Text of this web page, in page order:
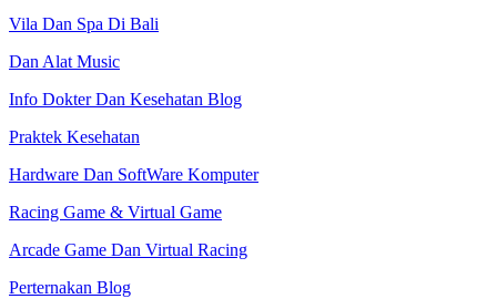
Vila Dan Spa Di Bali
Dan Alat Music
Info Dokter Dan Kesehatan Blog
Praktek Kesehatan
Hardware Dan SoftWare Komputer
Racing Game & Virtual Game
Arcade Game Dan Virtual Racing
Perternakan Blog